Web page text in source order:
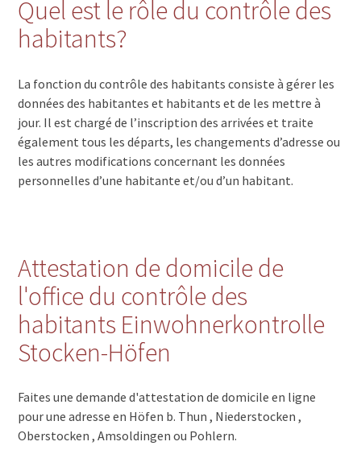
Quel est le rôle du contrôle des
habitants?
La fonction du contrôle des habitants consiste à gérer les
données des habitantes et habitants et de les mettre à
jour. Il est chargé de l’inscription des arrivées et traite
également tous les départs, les changements d’adresse ou
les autres modifications concernant les données
personnelles d’une habitante et/ou d’un habitant.
Attestation de domicile de
l'office du contrôle des
habitants Einwohnerkontrolle
Stocken-Höfen
Faites une demande d'attestation de domicile en ligne
pour une adresse en Höfen b. Thun , Niederstocken ,
Oberstocken , Amsoldingen ou Pohlern.